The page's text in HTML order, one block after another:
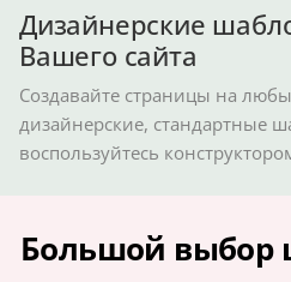
Дизайнерские
Вашего сайта
Создавайте страницы на
дизайнерские, стандартные
воспользуйтесь
Большой выбор